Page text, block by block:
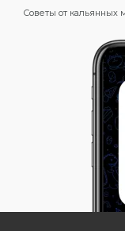
Советы от кальянных